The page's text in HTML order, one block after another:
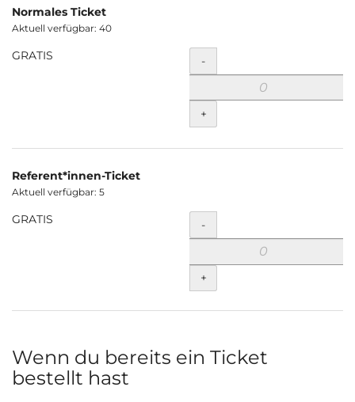
Normales Ticket
Aktuell verfügbar: 40
GRATIS Menge
-
+
Referent*innen-Ticket
Aktuell verfügbar: 5
GRATIS Menge
-
+
Wenn du bereits ein Ticket
bestellt hast